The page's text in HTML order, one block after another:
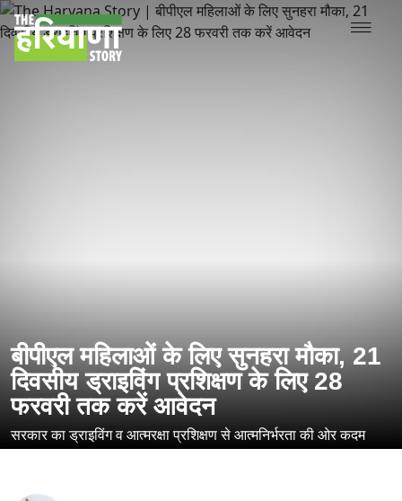
बीपीएल महिलाओं के लिए सुनहरा मौका, 21
दिवसीय ड्राइविंग प्रशिक्षण के लिए 28
फरवरी तक करें आवेदन
सरकार का ड्राइविंग व आत्मरक्षा प्रशिक्षण से आत्मनिर्भरता की ओर कदम